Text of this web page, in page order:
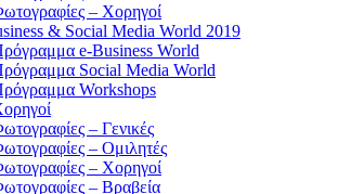
– Χορηγοί
& Social Media World 2019
e-Business World
Social Media World
Workshops
– Γενικές
– Ομιλητές
– Χορηγοί
– Βραβεία